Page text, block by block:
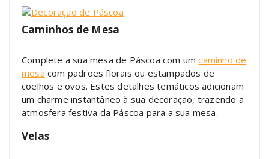
Caminhos de Mesa
Complete a sua mesa de Páscoa com umcaminho de
mesa com padrões florais ou estampados de
coelhos e ovos. Estes detalhes temáticos adicionam
um charme instantâneo à sua decoração, trazendo a
atmosfera festiva da Páscoa para a sua mesa.
Velas